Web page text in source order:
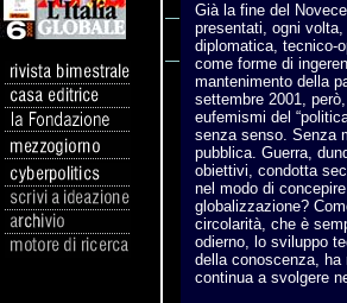
Già la fine del
presentati, ogni
diplomatica, tecnico-
come forme di
mantenimento della
settembre 2001,
eufemismi del
senza senso. Senza
pubblica. Guerra,
obiettivi, condotta
nel modo di
globalizzazione?
circolarità, che è
odierno, lo sviluppo
della conoscenza, ha
continua a svolgere